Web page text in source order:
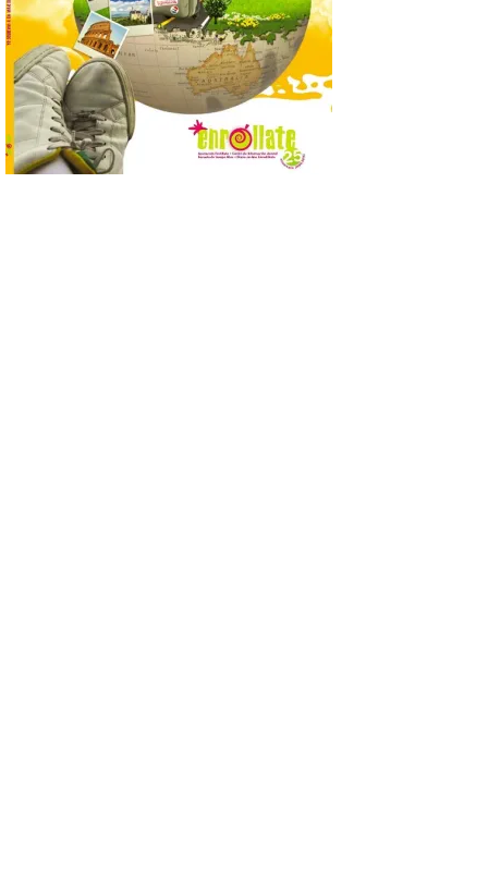
de…viaje. Una iniciativa
organizado por la sección
juvenil de la Asociación
Enróllate, la Asociación
Conceyu País Llionés y el Diario de
Turismo, Ocio e Información para
jóvenes “Enredando.info”. Pilar Aller Aller
nos envía la décimo […]